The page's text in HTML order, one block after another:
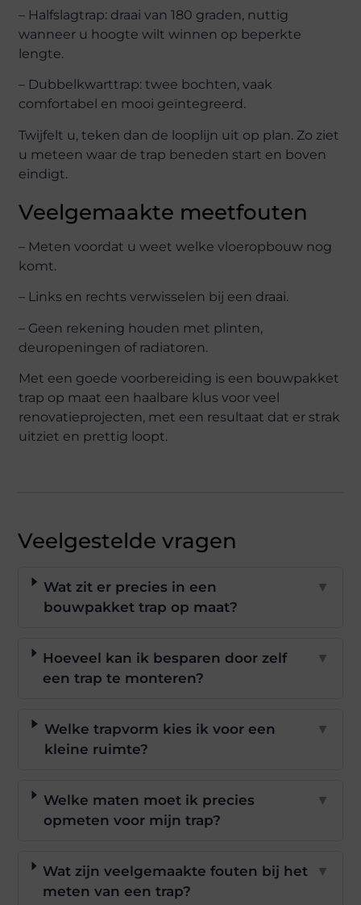
– Halfslagtrap: draai van 180 graden, nuttig
wanneer u hoogte wilt winnen op beperkte
lengte.
– Dubbelkwarttrap: twee bochten, vaak
comfortabel en mooi geïntegreerd.
Twijfelt u, teken dan de looplijn uit op plan. Zo ziet
u meteen waar de trap beneden start en boven
eindigt.
Veelgemaakte meetfouten
– Meten voordat u weet welke vloeropbouw nog
komt.
– Links en rechts verwisselen bij een draai.
– Geen rekening houden met plinten,
deuropeningen of radiatoren.
Met een goede voorbereiding is een bouwpakket
trap op maat een haalbare klus voor veel
renovatieprojecten, met een resultaat dat er strak
uitziet en prettig loopt.
Veelgestelde vragen
Wat zit er precies in een
bouwpakket trap op maat?
▼
Hoeveel kan ik besparen door zelf
een trap te monteren?
▼
Welke trapvorm kies ik voor een
kleine ruimte?
▼
Welke maten moet ik precies
opmeten voor mijn trap?
▼
Wat zijn veelgemaakte fouten bij het
meten van een trap?
▼